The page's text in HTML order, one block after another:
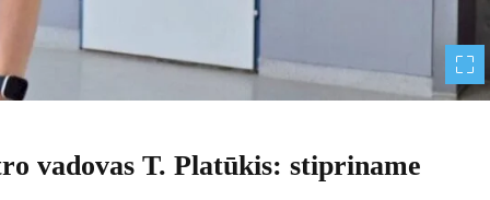
vadovas T. Platūkis: stipriname